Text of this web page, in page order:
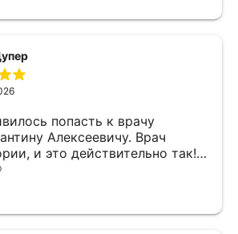
отзыв по результату.
на пляже, спросила,
похвал!
попасть к врачу
Алексеевичу. Врач
и это действительно так!
разъяснил про мой варикоз,
на